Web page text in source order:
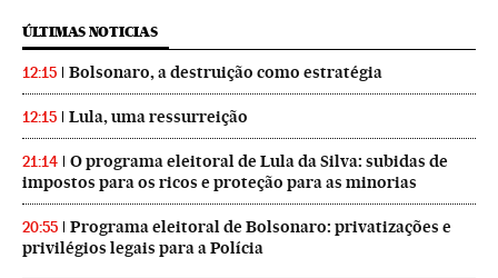
ÚLTIMAS NOTICIAS
12:15 Bolsonaro, a destruição como estratégia
12:15 Lula, uma ressurreição
21:14
O programa eleitoral de Lula da Silva: subidas de
impostos para os ricos e proteção para as minorias
20:55
Programa eleitoral de Bolsonaro: privatizações e
privilégios legais para a Polícia